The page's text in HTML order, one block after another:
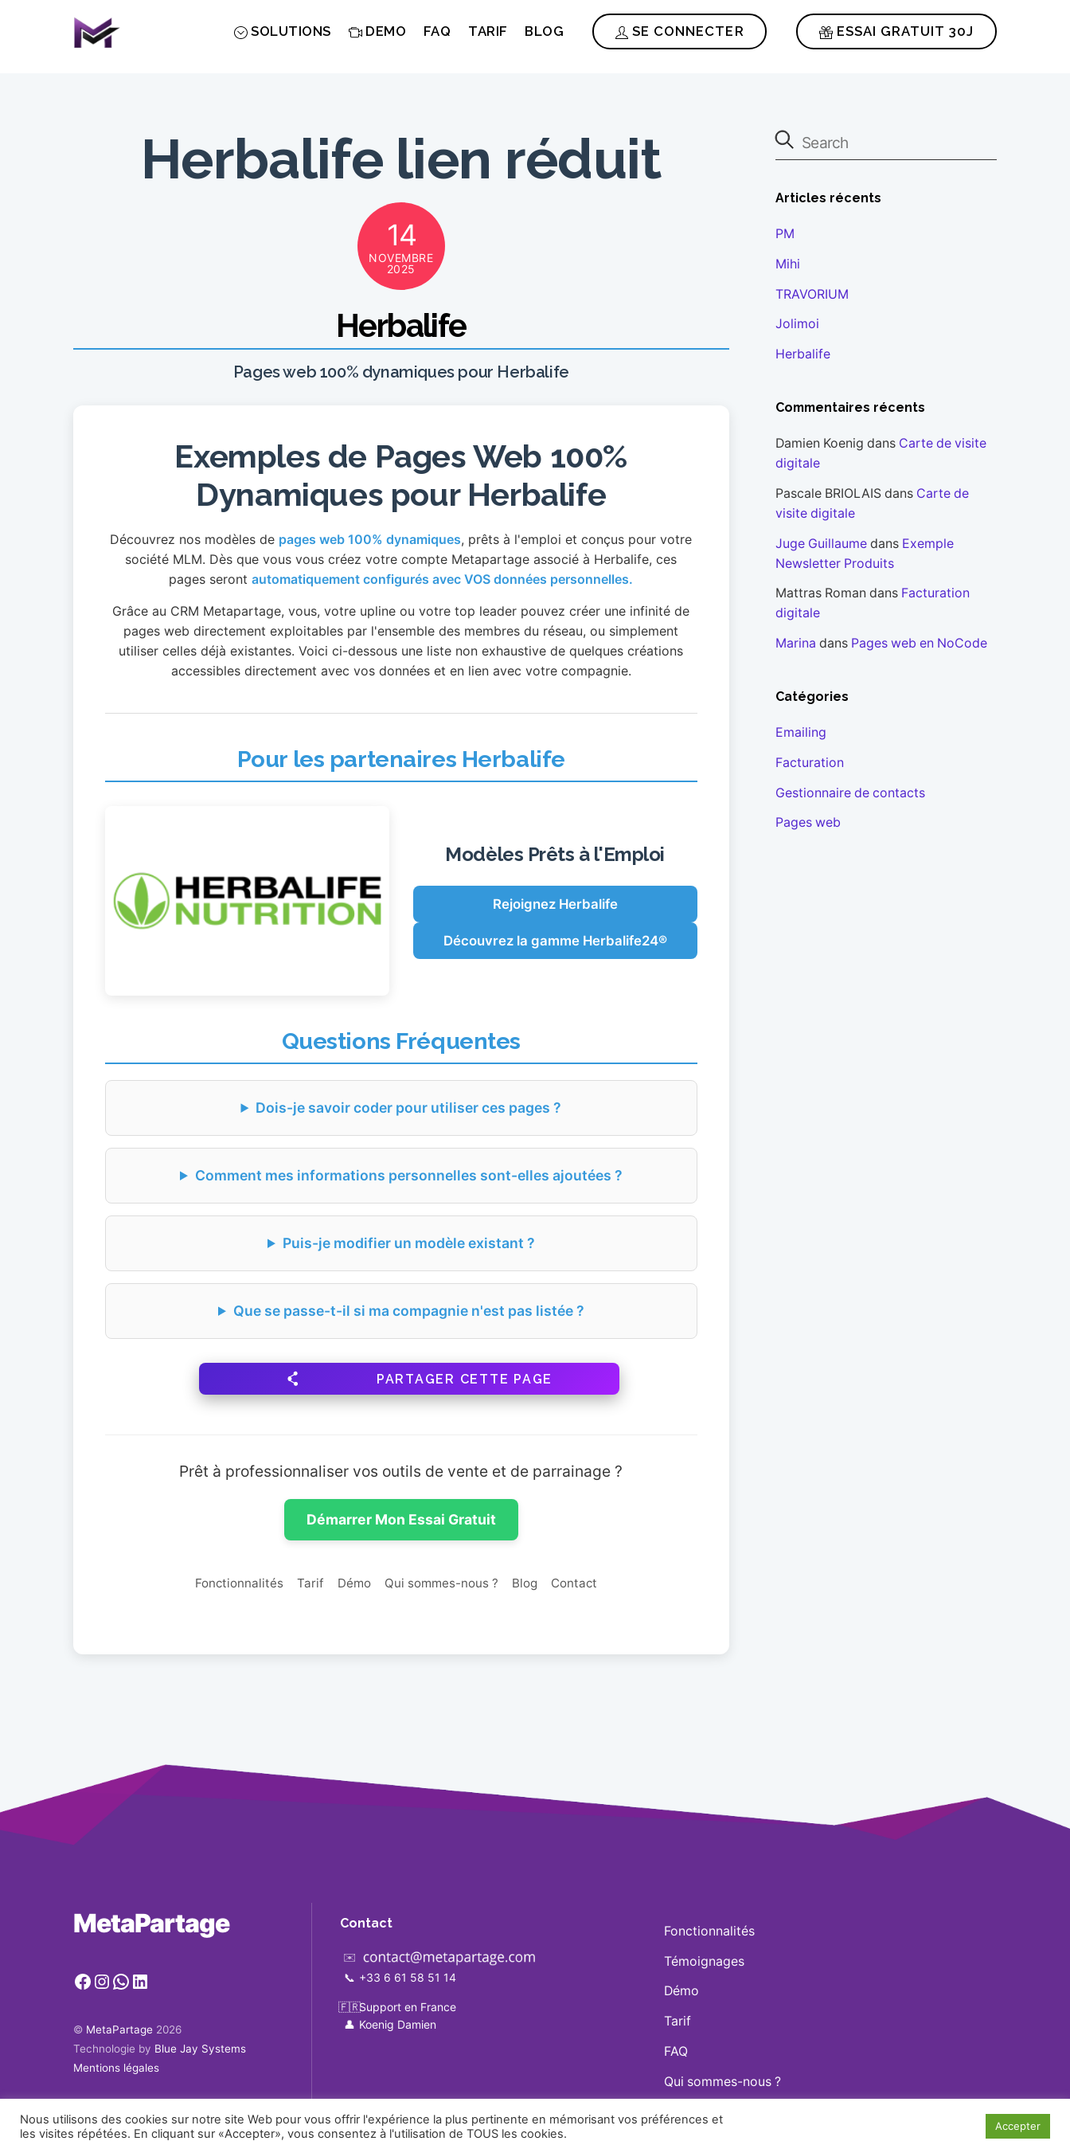
SOLUTIONS DEMO FAQ TARIF BLOG SE CONNECTER ESSAI GRATUIT 30J
Herbalife lien réduit
14
NOVEMBRE
2025
Herbalife
Pages web 100% dynamiques pour Herbalife
Exemples de Pages Web 100%
Dynamiques pour Herbalife
Découvrez nos modèles de pages web 100% dynamiques, prêts à l'emploi et conçus pour votre
société MLM. Dès que vous vous créez votre compte Metapartage associé à Herbalife, ces
pages serontautomatiquement configurés avec VOS données personnelles.
Grâce au CRM Metapartage, vous, votre upline ou votre top leader pouvez créer une infinité de
pages web directement exploitables par l'ensemble des membres du réseau, ou simplement
utiliser celles déjà existantes. Voici ci-dessous une liste non exhaustive de quelques créations
accessibles directement avec vos données et en lien avec votre compagnie.
Pour les partenaires Herbalife
Modèles Prêts à l'Emploi
Rejoignez Herbalife
Découvrez la gamme Herbalife24®
Questions Fréquentes
Dois-je savoir coder pour utiliser ces pages ?
Comment mes informations personnelles sont-elles ajoutées ?
Puis-je modifier un modèle existant ?
Que se passe-t-il si ma compagnie n'est pas listée ?
PARTAGER CETTE PAGE
Prêt à professionnaliser vos outils de vente et de parrainage ?
Démarrer Mon Essai Gratuit
Fonctionnalités Tarif Démo Qui sommes-nous ? Blog Contact
Articles récents
PM
Mihi
TRAVORIUM
Jolimoi
Herbalife
Commentaires récents
Damien Koenig dans Carte de visite
digitale
Pascale BRIOLAISdans Carte de
visite digitale
Juge Guillaumedans Exemple
Newsletter Produits
Mattras Roman dans Facturation
digitale
Marina dans Pages web en NoCode
Catégories
Emailing
Facturation
Gestionnaire de contacts
Pages web
Back
To
Top
MetaPartage
Facebook
Instagram
WhatsApp
LinkedIn
© MetaPartage 2026
Technologie by Blue Jay Systems
Mentions légales
Contact
✉️
📞 +33 6 61 58 51 14
🇫🇷Support en France
👤 Koenig Damien
Fonctionnalités
Témoignages
Démo
Tarif
FAQ
Qui sommes-nous ?
Blog
Nous utilisons des cookies sur notre site Web pour vous offrir l'expérience la plus pertinente en mémorisant vos préférences et
les visites répétées. En cliquant sur «Accepter», vous consentez à l'utilisation de TOUS les cookies.
Accepter